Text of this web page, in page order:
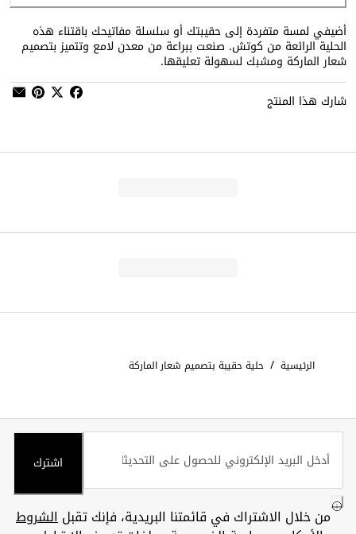
أضيفي لمسة متفردة إلى حقيبتك أو سلسلة مفاتيحك باقتناء هذه
الحلية الرائعة من كوتش. صنعت ببراعة من معدن لامع وتتميز بتصميم
شعار الماركة ومشبك لسهولة تعليقها.
شارك هذا المنتج
الرئيسية / حلية حقيبة بتصميم شعار الماركة
اشترك
من خلال الاشتراك في قائمتنا البريدية، فإنك تقبلالشروط